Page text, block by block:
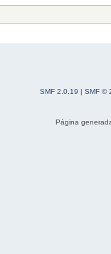
SMF 2.0.19
SMF ©
Página